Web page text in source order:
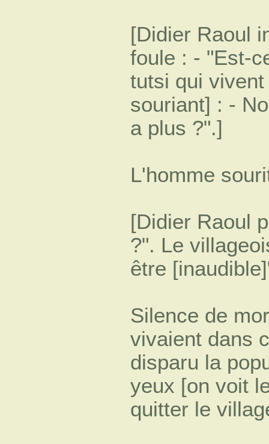
[Didier Raoul
foule : - "Est-
tutsi qui
souriant] : -
a plus ?".]
L'homme
[Didier Raoul
?". Le
être
Silence de
vivaient dans
disparu la
yeux [on voit
quitter le